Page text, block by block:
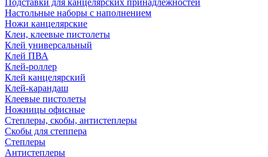
Подставки для канцелярских принадлежностей
Настольные наборы с наполнением
Ножи канцелярские
Клеи, клеевые пистолеты
Клей универсальный
Клей ПВА
Клей-роллер
Клей канцелярский
Клей-карандаш
Клеевые пистолеты
Ножницы офисные
Степлеры, скобы, антистеплеры
Скобы для степпера
Степлеры
Антистеплеры